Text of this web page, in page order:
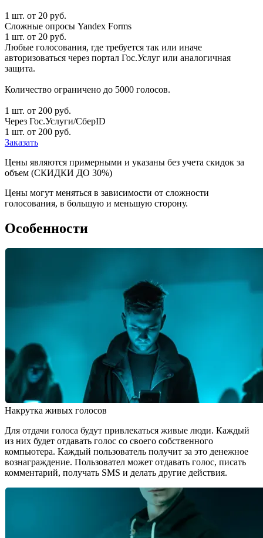
1 шт. от 20 руб.
Сложные опросы Yandex Forms
1 шт. от 20 руб.
Любые голосования, где требуется так или иначе
авторизоваться через портал Гос.Услуг или аналогичная
защита.
Количество ограничено до 5000 голосов.
1 шт. от 200 руб.
Через Гос.Услуги/СберID
1 шт. от 200 руб.
Заказать
Цены являются примерными и указаны без учета скидок за
объем (СКИДКИ ДО 30%)
Цены могут меняться в зависимости от сложности
голосования, в большую и меньшую сторону.
Особенности
Накрутка живых голосов
Для отдачи голоса будут привлекаться живые люди. Каждый
из них будет отдавать голос со своего собственного
компьютера. Каждый пользователь получит за это денежное
вознаграждение. Пользовател может отдавать голос, писать
комментарий, получать SMS и делать другие действия.